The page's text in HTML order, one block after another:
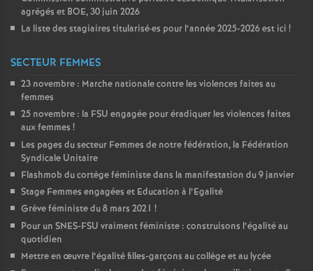
agrégés et BOE, 30 juin 2026
La liste des stagiaires titularisé·es pour l’année 2025-2026 est ici !
SECTEUR FEMMES
23 novembre : Marche nationale contre les violences faites au
femmes
25 novembre : la FSU engagée pour éradiquer les violences faites
aux femmes !
Les pages du secteur Femmes de notre fédération, la Fédération
Syndicale Unitaire
Flashmob du cortège féministe dans la manifestation du 9 janvier
Stage Femmes engagées et Education à l’Egalité
Grève féministe du 8 mars 2021 !
Pour un SNES-FSU vraiment féministe : construisons l’égalité au
quotidien
Mettre en œuvre l’égalité filles-garçons au collège et au lycée